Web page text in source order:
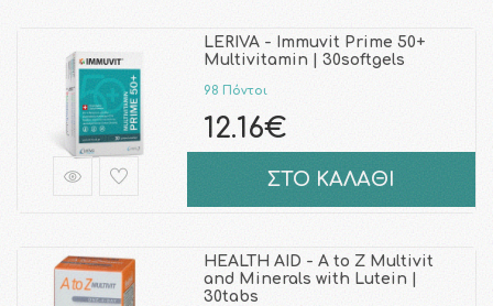
LERIVA - Immuvit Prime 50+
Multivitamin | 30softgels
98 Πόντοι
12.16€
ΣΤΟ ΚΑΛΑΘΙ
HEALTH AID - A to Z Multivit
and Minerals with Lutein |
30tabs